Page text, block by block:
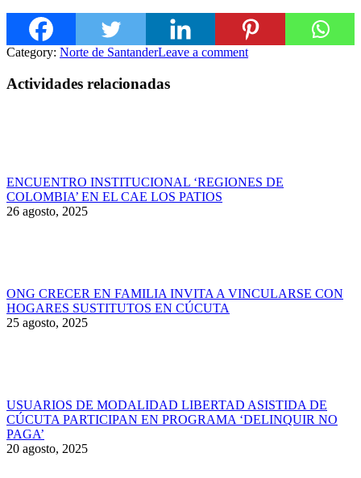
Category: Norte de SantanderLeave a comment
Actividades relacionadas
ENCUENTRO INSTITUCIONAL ‘REGIONES DE
COLOMBIA’ EN EL CAE LOS PATIOS
26 agosto, 2025
ONG CRECER EN FAMILIA INVITA A VINCULARSE CON
HOGARES SUSTITUTOS EN CÚCUTA
25 agosto, 2025
USUARIOS DE MODALIDAD LIBERTAD ASISTIDA DE
CÚCUTA PARTICIPAN EN PROGRAMA ‘DELINQUIR NO
PAGA’
20 agosto, 2025